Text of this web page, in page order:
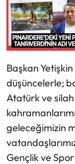
Başkan Yetişkin
düşüncelerle;
Atatürk ve
geleceğimizin
Gençlik ve